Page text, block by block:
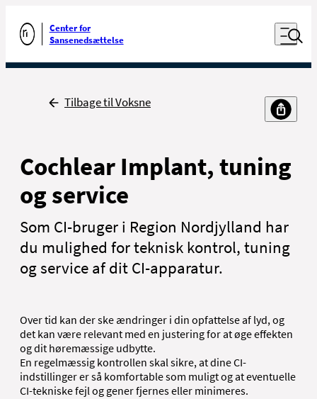
Gå til forsiden
Center for
Sansenedsættelse
Åben
Udfør søgning
Tilbage
Tilbage til Voksne
Cochlear Implant, tuning
og service
Som CI-bruger i Region Nordjylland har
du mulighed for teknisk kontrol, tuning
og service af dit CI-apparatur.
Over tid kan der ske ændringer i din opfattelse af lyd, og
det kan være relevant med en justering for at øge effekten
og dit høremæssige udbytte.
En regelmæssig kontrollen skal sikre, at dine CI-
indstillinger er så komfortable som muligt og at eventuelle
CI-tekniske fejl og gener fjernes eller minimeres.